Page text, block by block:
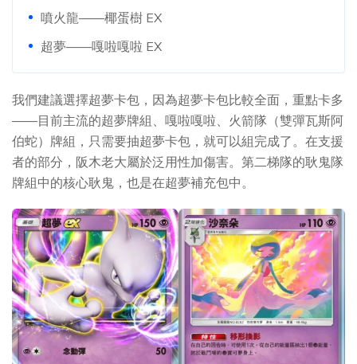
噴火龍——椰蛋樹 EX
超夢——嘎啦嘎啦 EX
我們建議選擇超夢卡包，因為超夢卡包比較全面，重點卡多
——目前主流的超夢牌組、嘎啦嘎啦、火箭隊（雙彈瓦斯阿
伯蛇）牌組，只需要抽超夢卡包，就可以組完成了。在支援
者的部分，阪木老大屬於泛用性加傷害。第二梯隊的耿鬼隊
牌組中的核心耿鬼，也是在超夢補充包中。